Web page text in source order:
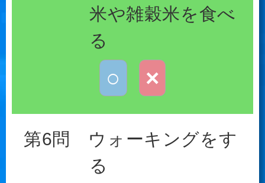
米や雑穀米を食べ
る
○ ×
第6問 ウォーキングをす
る